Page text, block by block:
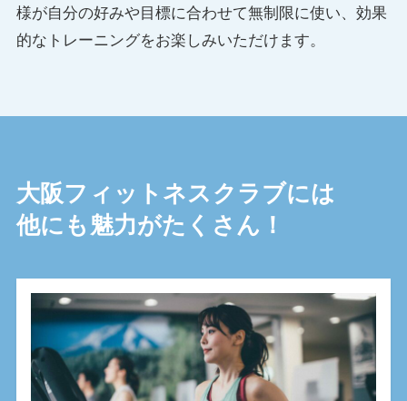
様が自分の好みや目標に合わせて無制限に使い、効果
的なトレーニングをお楽しみいただけます。
大阪フィットネスクラブには
他にも魅力がたくさん！